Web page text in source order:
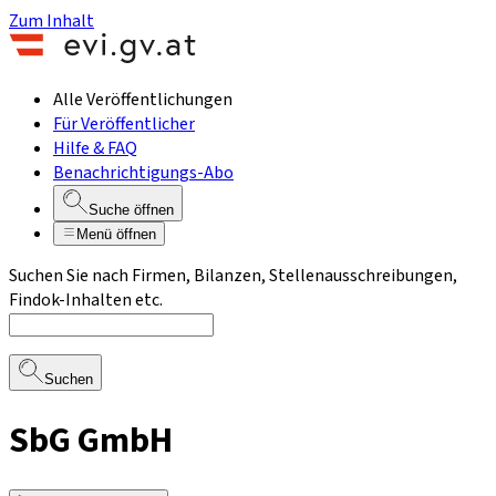
Zum Inhalt
Alle Veröffentlichungen
Für Veröffentlicher
Hilfe & FAQ
Benachrichtigungs-Abo
Suche öffnen
Menü öffnen
Suchen Sie nach Firmen, Bilanzen, Stellenausschreibungen,
Findok-Inhalten etc.
Suchen
SbG GmbH